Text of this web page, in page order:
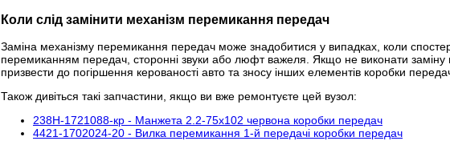
Коли слід замінити механізм перемикання передач
Заміна механізму перемикання передач може знадобитися у випадках, коли
перемиканням передач, сторонні звуки або люфт важеля. Якщо не виконати
призвести до погіршення керованості авто та зносу інших елементів коробки
Також дивіться такі запчастини, якщо ви вже ремонтуєте цей вузол:
238Н-1721088-кр - Манжета 2.2-75х102 червона коробки передач
4421-1702024-20 - Вилка перемикання 1-й передачі коробки передач